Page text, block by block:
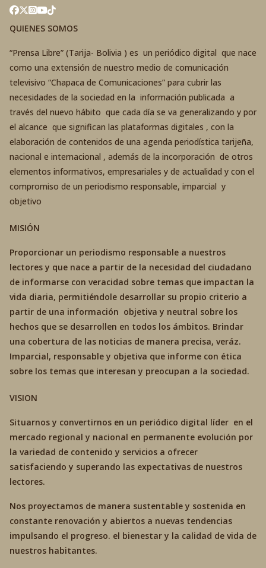
QUIENES SOMOS
“Prensa Libre” (Tarija- Bolivia ) es un periódico digital que nace
como una extensión de nuestro medio de comunicación
televisivo “Chapaca de Comunicaciones” para cubrir las
necesidades de la sociedad en la información publicada a
través del nuevo hábito que cada día se va generalizando y por
el alcance que significan las plataformas digitales , con la
elaboración de contenidos de una agenda periodística tarijeña,
nacional e internacional , además de la incorporación de otros
elementos informativos, empresariales y de actualidad y con el
compromiso de un periodismo responsable, imparcial y
objetivo
MISIÓN
Proporcionar un periodismo responsable a nuestros
lectores y que nace a partir de la necesidad del ciudadano
de informarse con veracidad sobre temas que impactan la
vida diaria, permitiéndole desarrollar su propio criterio a
partir de una información objetiva y neutral sobre los
hechos que se desarrollen en todos los ámbitos. Brindar
una cobertura de las noticias de manera precisa, veráz.
Imparcial, responsable y objetiva que informe con ética
sobre los temas que interesan y preocupan a la sociedad.
VISION
Situarnos y convertirnos en un periódico digital líder en el
mercado regional y nacional en permanente evolución por
la variedad de contenido y servicios a ofrecer
satisfaciendo y superando las expectativas de nuestros
lectores.
Nos proyectamos de manera sustentable y sostenida en
constante renovación y abiertos a nuevas tendencias
impulsando el progreso. el bienestar y la calidad de vida de
nuestros habitantes.